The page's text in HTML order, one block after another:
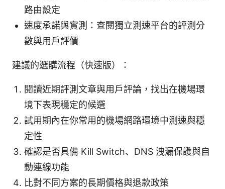
路由設定
速度承諾與實測：查閱獨立測速平台的評測分
數與用戶評價
建議的選購流程（快速版）：
閱讀近期評測文章與用戶評論，找出在機場環
境下表現穩定的候選
試用期內在你常用的機場網路環境中測速與穩
定性
確認是否具備 Kill Switch、DNS 洩漏保護與自
動連線功能
比對不同方案的長期價格與退款政策